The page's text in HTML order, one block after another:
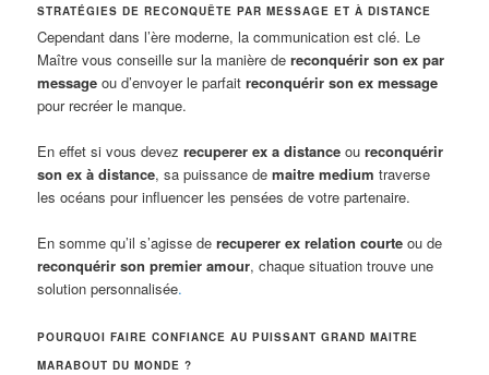
STRATÉGIES DE RECONQUÊTE PAR MESSAGE ET À DISTANCE
Cependant dans l’ère moderne, la communication est clé. Le
Maître vous conseille sur la manière dereconquérir son ex par
message ou d’envoyer le parfaitreconquérir son ex message
pour recréer le manque.
En effet si vous devezrecuperer ex a distance oureconquérir
son ex à distance, sa puissance demaitre medium traverse
les océans pour influencer les pensées de votre partenaire.
En somme qu’il s’agisse derecuperer ex relation courte ou de
reconquérir son premier amour, chaque situation trouve une
solution personnalisée.
POURQUOI FAIRE CONFIANCE AU PUISSANT GRAND MAITRE
MARABOUT DU MONDE ?